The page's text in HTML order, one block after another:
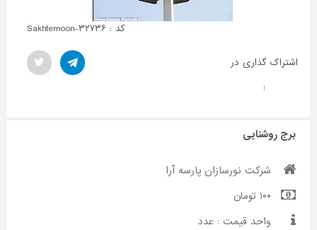
کد : Sakhtemoon-۳۲۷۳۶
اشتراک گذاری در
:
برج روشنایی
شرکت نورسازان پارسه آرا
۱۰۰ تومان
واحد قیمت : عدد